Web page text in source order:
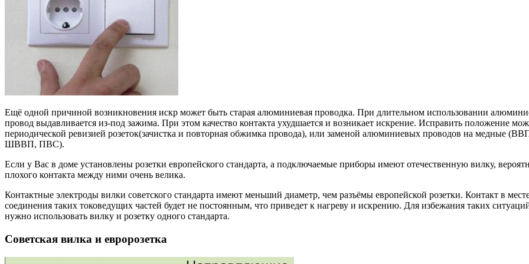
Ещё одной причиной возникновения искр может быть старая алюминиевая проводка. При длительном использовании
провод выдавливается из-под зажима. При этом качество контакта ухудшается и возникает искрение. Исправить положение
периодической ревизией розеток(зачистка и повторная обжимка провода), или заменой алюминиевых проводов на медные
ШВВП, ПВС).
Если у Вас в доме установлены розетки европейского стандарта, а подключаемые приборы имеют отечественную вилку,
плохого контакта между ними очень велика.
Контактные электроды вилки советского стандарта имеют меньший диаметр, чем разъёмы европейской розетки. Контакт в
соединения таких токоведущих частей будет не постоянным, что приведет к нагреву и искрению. Для избежания таких
нужно использовать вилку и розетку одного стандарта.
Советская вилка и евророзетка